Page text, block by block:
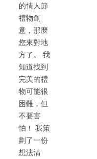
的情人節
禮物創
意，那麼
您來對地
方了。 我
知道找到
完美的禮
物可能很
困難，但
不要害
怕！ 我策
劃了一份
想法清